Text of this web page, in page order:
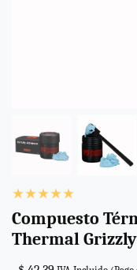
Compuesto
Thermal Grizzly